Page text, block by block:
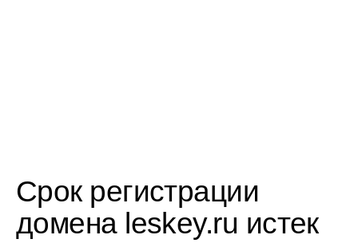
Срок регистрации
домена leskey.ru истек